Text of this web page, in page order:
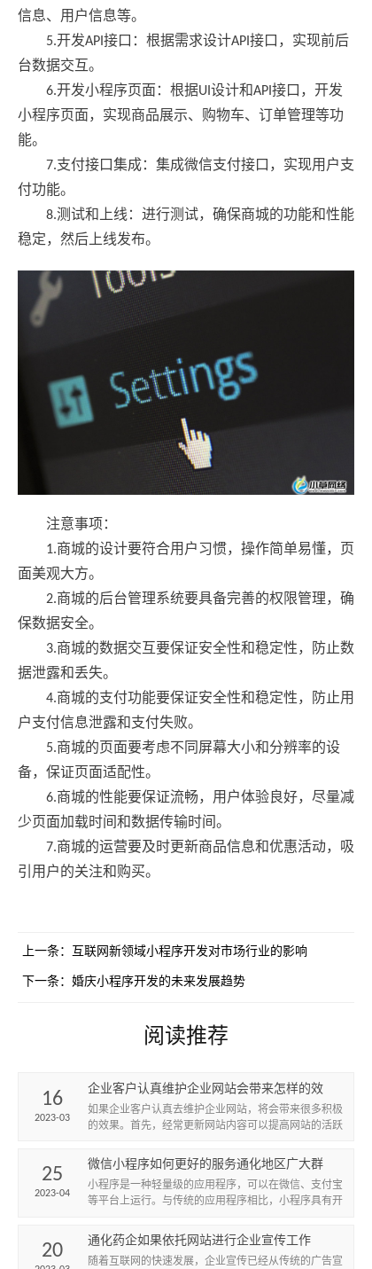
信息、用户信息等。
5.开发API接口：根据需求设计API接口，实现前后
台数据交互。
6.开发小程序页面：根据UI设计和API接口，开发
小程序页面，实现商品展示、购物车、订单管理等功
能。
7.支付接口集成：集成微信支付接口，实现用户支
付功能。
8.测试和上线：进行测试，确保商城的功能和性能
稳定，然后上线发布。
注意事项：
1.商城的设计要符合用户习惯，操作简单易懂，页
面美观大方。
2.商城的后台管理系统要具备完善的权限管理，确
保数据安全。
3.商城的数据交互要保证安全性和稳定性，防止数
据泄露和丢失。
4.商城的支付功能要保证安全性和稳定性，防止用
户支付信息泄露和支付失败。
5.商城的页面要考虑不同屏幕大小和分辨率的设
备，保证页面适配性。
6.商城的性能要保证流畅，用户体验良好，尽量减
少页面加载时间和数据传输时间。
7.商城的运营要及时更新商品信息和优惠活动，吸
引用户的关注和购买。
上一条： 互联网新领域小程序开发对市场行业的影响
下一条： 婚庆小程序开发的未来发展趋势
阅读推荐
16
2023-03
企业客户认真维护企业网站会带来怎样的效
果？
如果企业客户认真去维护企业网站，将会带来很多积极
的效果。首先，经常更新网站内容可以提高网站的活跃
和维护网站安全可...
25
2023-04
微信小程序如何更好的服务通化地区广大群
众？
​小程序是一种轻量级的应用程序，可以在微信、支付宝
等平台上运行。与传统的应用程序相比，小程序具有开
得到了越来越多...
20 通化药企如果依托网站进行企业宣传工作
随着互联网的快速发展，企业宣传已经从传统的广告宣